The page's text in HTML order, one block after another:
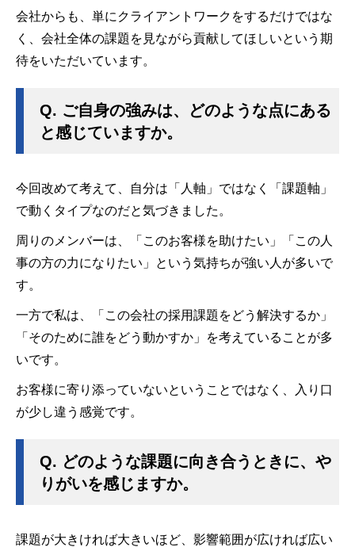
会社からも、単にクライアントワークをするだけではな
く、会社全体の課題を見ながら貢献してほしいという期
待をいただいています。
Q. ご自身の強みは、どのような点にある
と感じていますか。
今回改めて考えて、自分は「人軸」ではなく「課題軸」
で動くタイプなのだと気づきました。
周りのメンバーは、「このお客様を助けたい」「この人
事の方の力になりたい」という気持ちが強い人が多いで
す。
一方で私は、「この会社の採用課題をどう解決するか」
「そのために誰をどう動かすか」を考えていることが多
いです。
お客様に寄り添っていないということではなく、入り口
が少し違う感覚です。
Q. どのような課題に向き合うときに、や
りがいを感じますか。
課題が大きければ大きいほど、影響範囲が広ければ広い